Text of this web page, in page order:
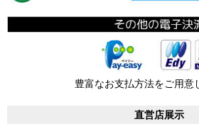
豊富なお支払方法をご用意
直営店展示